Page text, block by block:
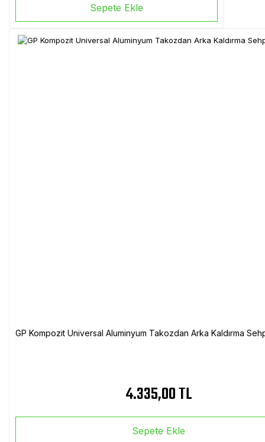
Sepete Ekle
GP Kompozit Universal Aluminyum Takozdan Arka Kaldırma
4.335,00 TL
Sepete Ekle